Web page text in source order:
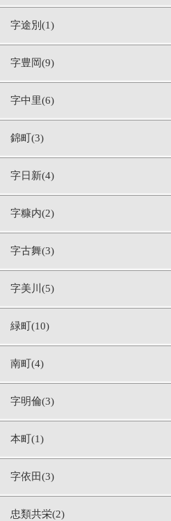
字途別(1)
字豊岡(9)
字中里(6)
錦町(3)
字日新(4)
字糠内(2)
字古舞(3)
字美川(5)
緑町(10)
南町(4)
字明倫(3)
本町(1)
字依田(3)
忠類共栄(2)